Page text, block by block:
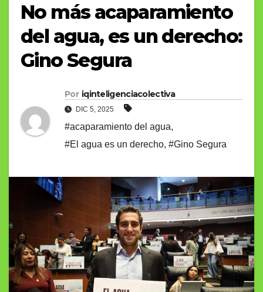
No más acaparamiento
del agua, es un derecho:
Gino Segura
Por iqinteligenciacolectiva
DIC 5, 2025
#acaparamiento del agua,
#El agua es un derecho, #Gino Segura